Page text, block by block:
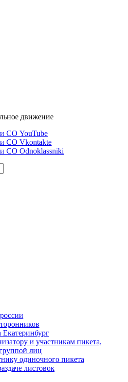
движение
СО YouTube
СО Vkontakte
СО Odnoklassniki
и участникам пикета,
лиц
одиночного пикета
листовок